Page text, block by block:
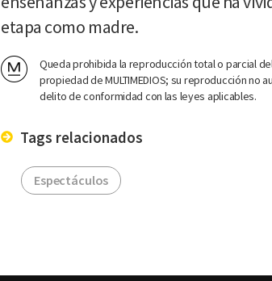
etapa como madre.
Queda prohibida la reproducción total o parcial
propiedad de MULTIMEDIOS; su reproducción no
delito de conformidad con las leyes aplicables.
Tags relacionados
Espectáculos